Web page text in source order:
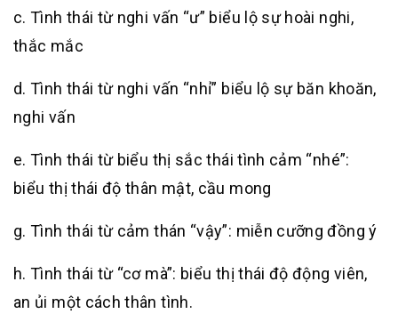
c. Tình thái từ nghi vấn “ư” biểu lộ sự hoài nghi,
thắc mắc
d. Tình thái từ nghi vấn “nhỉ” biểu lộ sự băn khoăn,
nghi vấn
e. Tình thái từ biểu thị sắc thái tình cảm “nhé”:
biểu thị thái độ thân mật, cầu mong
g. Tình thái từ cảm thán “vậy”: miễn cưỡng đồng ý
h. Tình thái từ “cơ mà”: biểu thị thái độ động viên,
an ủi một cách thân tình.